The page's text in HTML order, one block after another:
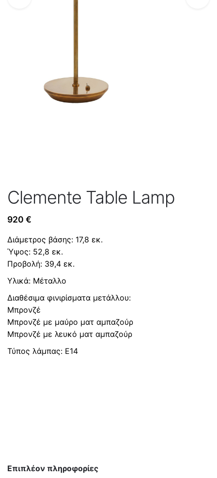
Clemente Table Lamp
920 €
Διάμετρος βάσης: 17,8 εκ.
Ύψος: 52,8 εκ.
Προβολή: 39,4 εκ.
Υλικά: Μέταλλο
Διαθέσιμα φινιρίσματα μετάλλου:
Μπρονζέ
Μπρονζέ με μαύρo ματ αμπαζούρ
Μπρονζέ με λευκό ματ αμπαζούρ
Τύπος λάμπας: Ε14
Επιπλέον πληροφορίες